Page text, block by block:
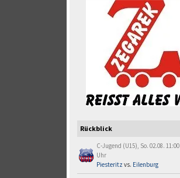
Rückblick
C-Jugend (U15), So. 02.08. 11:00
Uhr
Piesteritz vs. Eilenburg